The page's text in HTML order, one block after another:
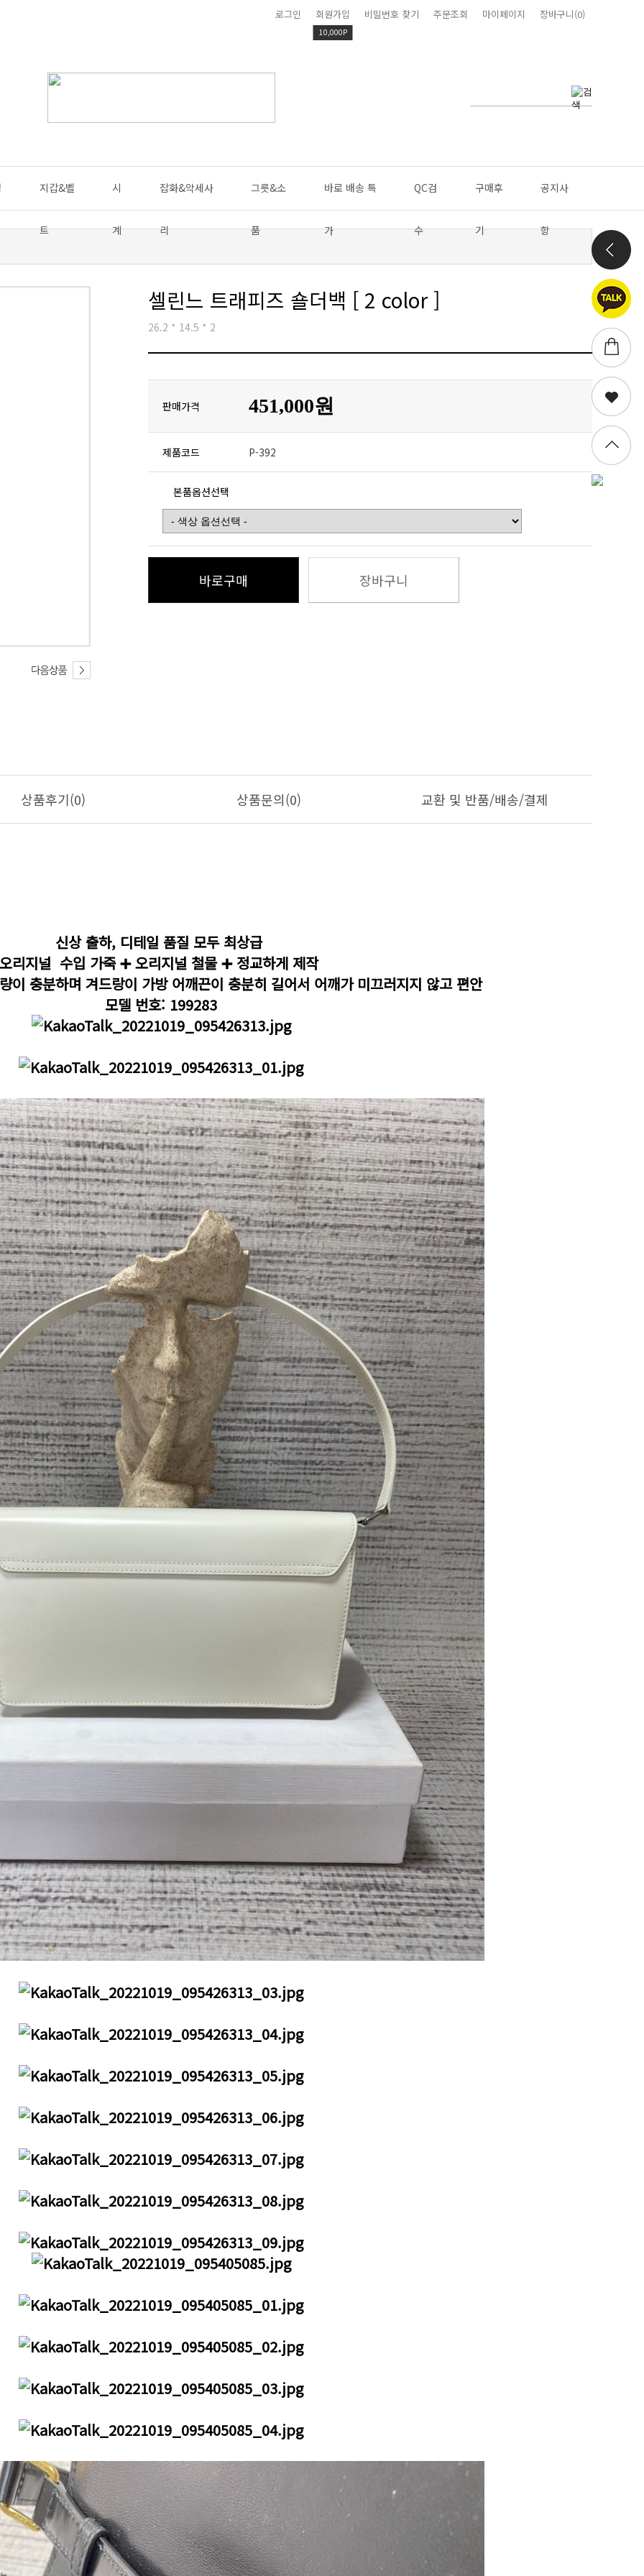
로그인 회원가입
10,000P
비밀번호 찾기 주문조회 마이페이지 장바구니(0)
지갑&벨
트
시
계
잡화&악세사
리
그릇&소
품
바로 배송 특
가
QC검
수
구매후
기
공지사
항
셀린느 트래피즈 숄더백 [ 2 color ]
26.2 * 14.5 * 2
판매가격 451,000원
제품코드 P-392
본품옵션선택
바로구매 장바구니
상품후기(0) 상품문의(0) 교환 및 반품/배송/결제
신상 출하, 디테일 품질 모두 최상급
오리지널 수입 가죽 ➕ 오리지널 철물 ➕ 정교하게 제작
이 충분하며 겨드랑이 가방 어깨끈이 충분히 길어서 어깨가 미끄러지지 않고 편안
모델 번호: 199283